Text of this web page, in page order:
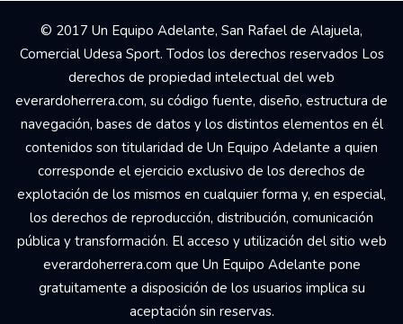
© 2017 Un Equipo Adelante, San Rafael de Alajuela,
Comercial Udesa Sport. Todos los derechos reservados Los
derechos de propiedad intelectual del web
everardoherrera.com, su código fuente, diseño, estructura de
navegación, bases de datos y los distintos elementos en él
contenidos son titularidad de Un Equipo Adelante a quien
corresponde el ejercicio exclusivo de los derechos de
explotación de los mismos en cualquier forma y, en especial,
los derechos de reproducción, distribución, comunicación
pública y transformación. El acceso y utilización del sitio web
everardoherrera.com que Un Equipo Adelante pone
gratuitamente a disposición de los usuarios implica su
aceptación sin reservas.